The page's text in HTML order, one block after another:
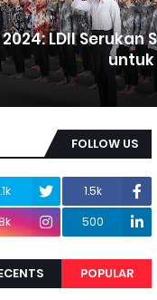
LDII
untuk
FOLLOW US
1.5k
500
POPULAR